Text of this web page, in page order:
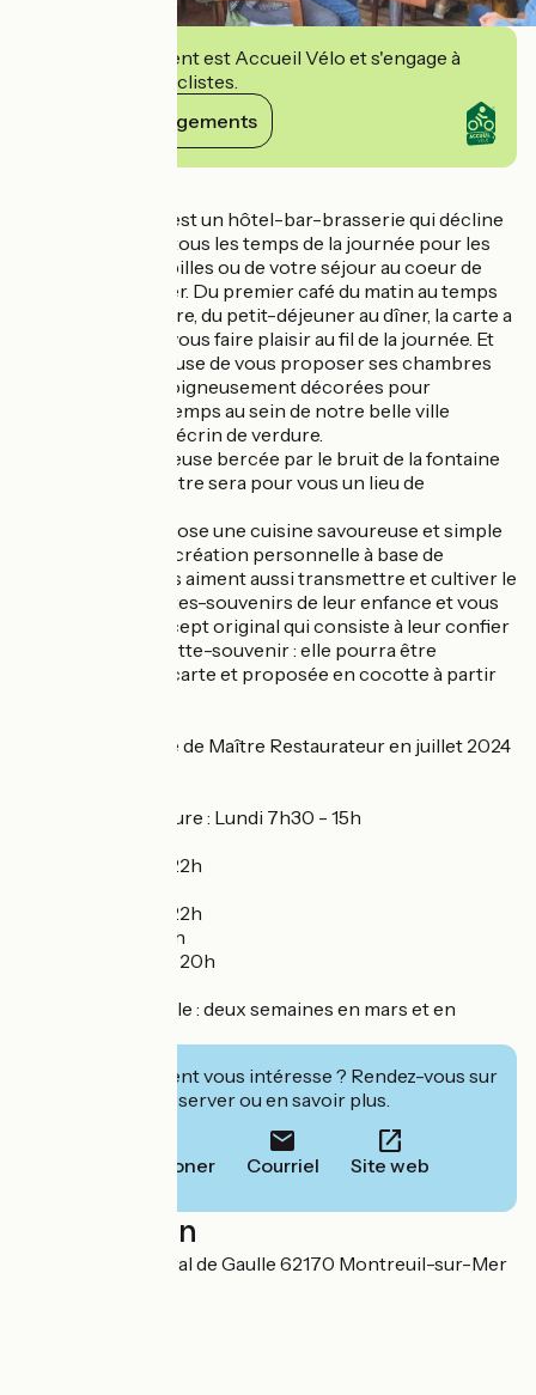
Cet établissement est Accueil Vélo et s'engage à
accueillir des cyclistes.
Voir ses engagements
Aux Temps d'Em est un hôtel-bar-brasserie qui décline
savoureusement tous les temps de la journée pour les
plaisirs de vos papilles ou de votre séjour au coeur de
Montreuil-sur-Mer. Du premier café du matin au temps
de prendre un verre, du petit-déjeuner au dîner, la carte a
été conçue pour vous faire plaisir au fil de la journée. Et
l'équipe est heureuse de vous proposer ses chambres
confortables et soigneusement décorées pour
prolonger votre temps au sein de notre belle ville
fortifiée dans son écrin de verdure.
La terrasse lumineuse bercée par le bruit de la fontaine
de la place du théâtre sera pour vous un lieu de
Le chef vous propose une cuisine savoureuse et simple
entre tradition et création personnelle à base de
produits locaux. Ils aiment aussi transmettre et cultiver le
goût de ces recettes-souvenirs de leur enfance et vous
proposer un concept original qui consiste à leur confier
votre propre recette-souvenir : elle pourra être
sélectionnée à la carte et proposée en cocotte à partir
Obtention du titre de Maître Restaurateur en juillet 2024
Horaires d'ouverture : Lundi 7h30 - 15h
Mercredi 7h30 - 22h
Vendredi 7h30 - 22h
Samedi 7h30 - 22h
Dimanche 7h30 - 20h
Fermeture annuelle : deux semaines en mars et en
Cet établissement vous intéresse ? Rendez-vous sur
leur site pour réserver ou en savoir plus.
Téléphoner Courriel Site web
Localisation
32 Place du Général de Gaulle 62170 Montreuil-sur-Mer